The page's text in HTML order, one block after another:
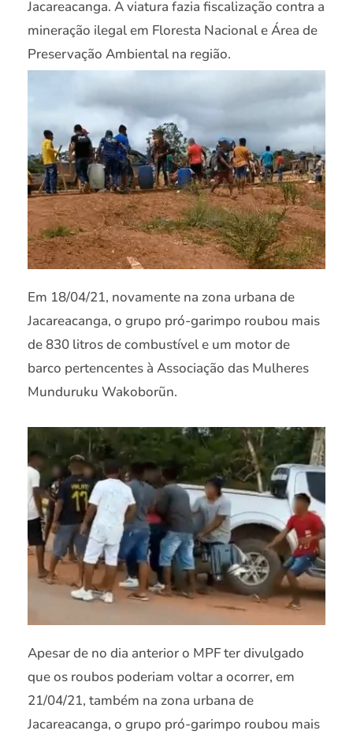
Jacareacanga. A viatura fazia fiscalização contra a
mineração ilegal em Floresta Nacional e Área de
Preservação Ambiental na região.
Em 18/04/21, novamente na zona urbana de
Jacareacanga, o grupo pró-garimpo roubou mais
de 830 litros de combustível e um motor de
barco pertencentes à Associação das Mulheres
Munduruku Wakoborũn.
Apesar de no dia anterior o MPF ter divulgado
que os roubos poderiam voltar a ocorrer, em
21/04/21, também na zona urbana de
Jacareacanga, o grupo pró-garimpo roubou mais